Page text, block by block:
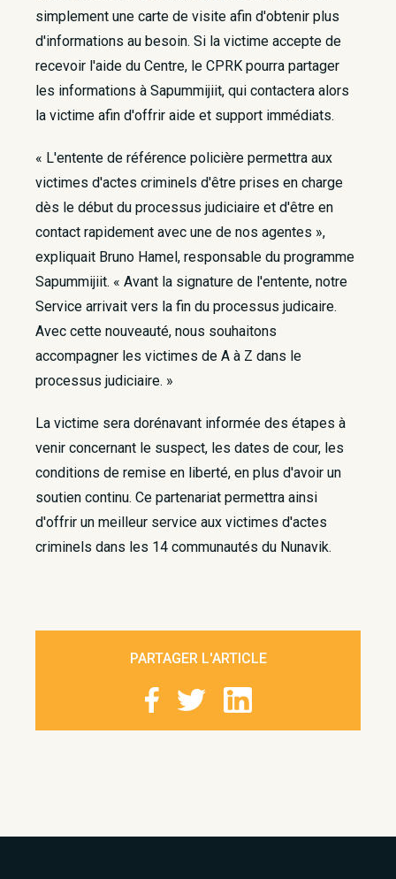
simplement une carte de visite afin d'obtenir plus
d'informations au besoin. Si la victime accepte de
recevoir l'aide du Centre, le CPRK pourra partager
les informations à Sapummijiit, qui contactera alors
la victime afin d'offrir aide et support immédiats.
« L'entente de référence policière permettra aux
victimes d'actes criminels d'être prises en charge
dès le début du processus judiciaire et d'être en
contact rapidement avec une de nos agentes »,
expliquait Bruno Hamel, responsable du programme
Sapummijiit. « Avant la signature de l'entente, notre
Service arrivait vers la fin du processus judicaire.
Avec cette nouveauté, nous souhaitons
accompagner les victimes de A à Z dans le
processus judiciaire. »
La victime sera dorénavant informée des étapes à
venir concernant le suspect, les dates de cour, les
conditions de remise en liberté, en plus d'avoir un
soutien continu. Ce partenariat permettra ainsi
d'offrir un meilleur service aux victimes d'actes
criminels dans les 14 communautés du Nunavik.
PARTAGER L'ARTICLE